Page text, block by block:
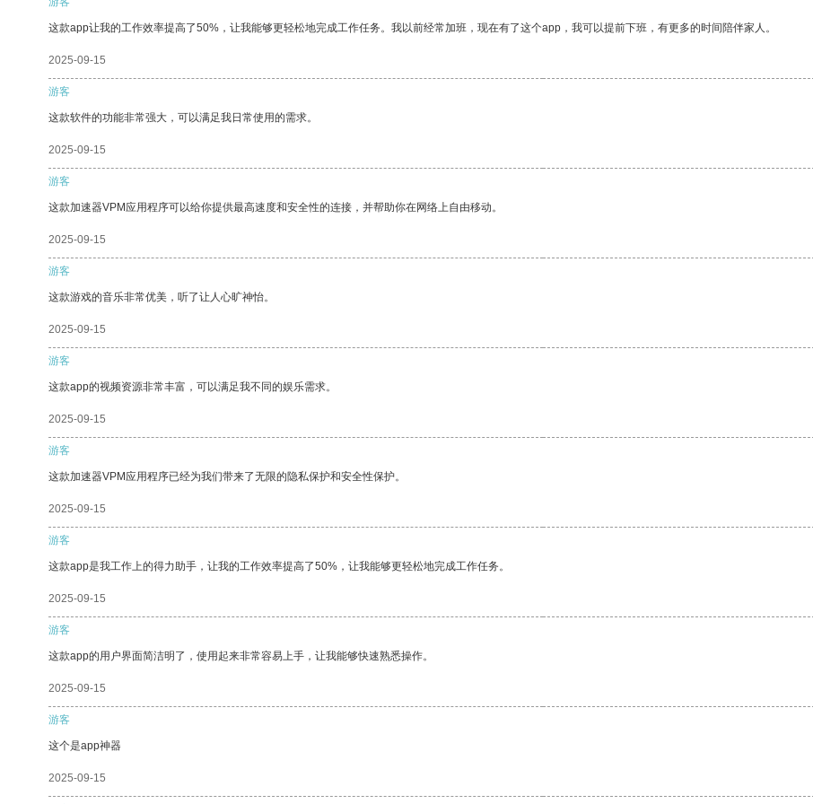
这款app让我的工作效率提高了50%，让我能够更轻松地完成工作任务。我以前经常加班，现在有了这个app，我可以提前下班，有更多的时间陪伴家人。
2025-09-15
游客
这款软件的功能非常强大，可以满足我日常使用的需求。
2025-09-15
游客
这款加速器VPM应用程序可以给你提供最高速度和安全性的连接，并帮助你在网络上自由移动。
2025-09-15
游客
这款游戏的音乐非常优美，听了让人心旷神怡。
2025-09-15
游客
这款app的视频资源非常丰富，可以满足我不同的娱乐需求。
2025-09-15
游客
这款加速器VPM应用程序已经为我们带来了无限的隐私保护和安全性保护。
2025-09-15
游客
这款app是我工作上的得力助手，让我的工作效率提高了50%，让我能够更轻松地完成工作任务。
2025-09-15
游客
这款app的用户界面简洁明了，使用起来非常容易上手，让我能够快速熟悉操作。
2025-09-15
游客
这个是app神器
2025-09-15